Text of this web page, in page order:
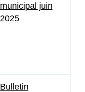
municipal juin
2025
Bulletin